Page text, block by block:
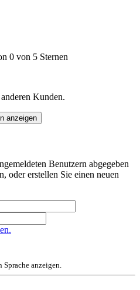
0 von 5 Sternen
Kunden.
anzeigen
Benutzern abgegeben
oder erstellen Sie einen neuen
anzeigen.